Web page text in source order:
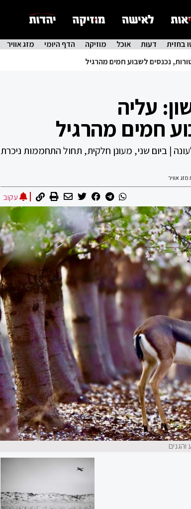
בחזית דעות אוכל מוזיקה הדף היומי מזג אוויר
נכנסים לשבוע חמים מהרגיל
עליה
חמים מהרגיל
| ביום שני, מעונן חלקית, תחול התחממות ניכרת
מזג אוויר
עקוב